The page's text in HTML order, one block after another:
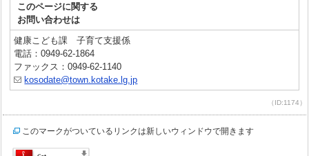
このページに関する
お問い合わせは
健康こども課 子育て支援係
電話：0949-62-1864
ファックス：0949-62-1140
kosodate@town.kotake.lg.jp
（ID:1174）
このマークがついているリンクは新しいウィンドウで開きます